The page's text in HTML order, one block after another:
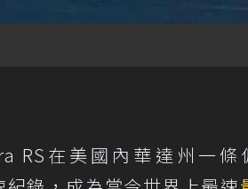
RS在美國內華達州一